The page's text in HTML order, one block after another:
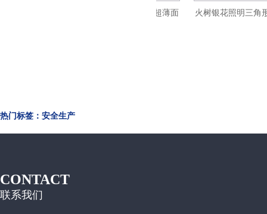
火树银花办公照明侧发光平板灯led超薄面 火树银花照明三角形
热门标签：安全生产
CONTACT
联系我们